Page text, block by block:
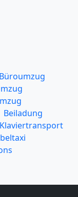
Büroumzug
Beiladung
Klaviertransport